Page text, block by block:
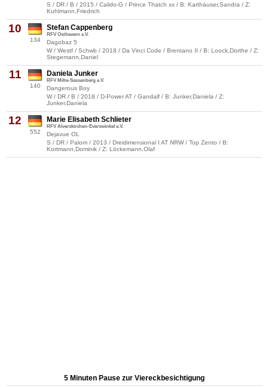
S / DR / B / 2015 / Calido-G / Prince Thatch xx / B: Karthäuser,Sandra / Z:
Kuhlmann,Friedrich
10
134
Stefan Cappenberg
RFV Ostbevern e.V.
Dagobaz 5
W / Westf / Schwb / 2018 / Da Vinci Code / Brentano II / B: Loock,Dorthe / Z:
Stegemann,Daniel
11
140
Daniela Junker
RFV Milte-Sassenberg e.V.
Dangerous Boy
W / DR / B / 2018 / D-Power AT / Gandalf / B: Junker,Daniela / Z:
Junker,Daniela
12
552
Marie Elisabeth Schlieter
RFV Alverskirchen-Everswinkel e.V.
Dejavue OL
S / DR / Palom / 2013 / Dreidimensional I AT NRW / Top Zento / B:
Kortmann,Dominik / Z: Löckemann,Olaf
5 Minuten Pause zur Viereckbesichtigung